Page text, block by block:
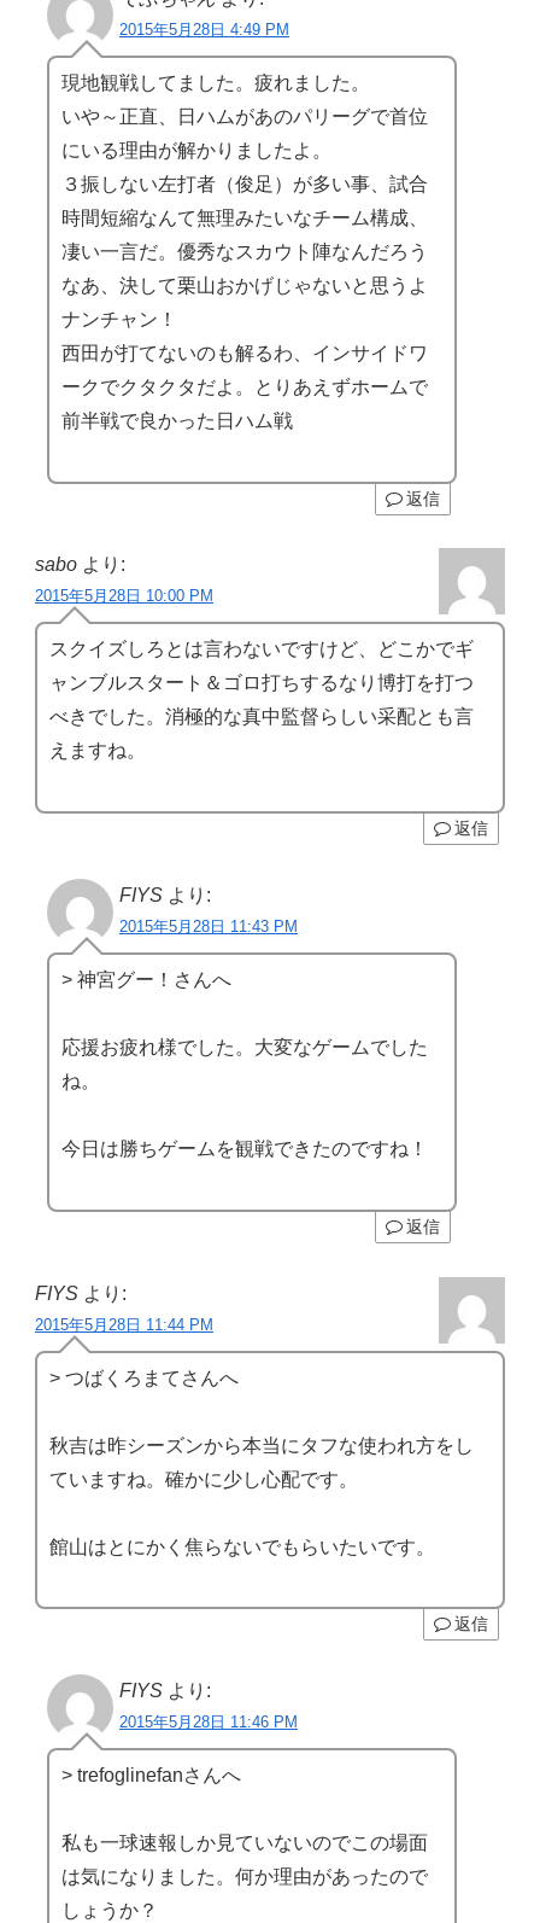
2015年5月28日 4:49 PM
現地観戦してました。疲れました。
いや～正直、日ハムがあのパリーグで首位
にいる理由が解かりましたよ。
３振しない左打者（俊足）が多い事、試合
時間短縮なんて無理みたいなチーム構成、
凄い一言だ。優秀なスカウト陣なんだろう
なあ、決して栗山おかげじゃないと思うよ
ナンチャン！
西田が打てないのも解るわ、インサイドワ
ークでクタクタだよ。とりあえずホームで
前半戦で良かった日ハム戦
返信
sabo より:
2015年5月28日 10:00 PM
スクイズしろとは言わないですけど、どこかでギ
ャンブルスタート＆ゴロ打ちするなり博打を打つ
べきでした。消極的な真中監督らしい采配とも言
えますね。
返信
FIYS より:
2015年5月28日 11:43 PM
> 神宮グー！さんへ
応援お疲れ様でした。大変なゲームでした
ね。
今日は勝ちゲームを観戦できたのですね！
返信
FIYS より:
2015年5月28日 11:44 PM
> つばくろまてさんへ
秋吉は昨シーズンから本当にタフな使われ方をし
ていますね。確かに少し心配です。
館山はとにかく焦らないでもらいたいです。
返信
FIYS より:
2015年5月28日 11:46 PM
> trefoglinefanさんへ
私も一球速報しか見ていないのでこの場面
は気になりました。何か理由があったので
しょうか？